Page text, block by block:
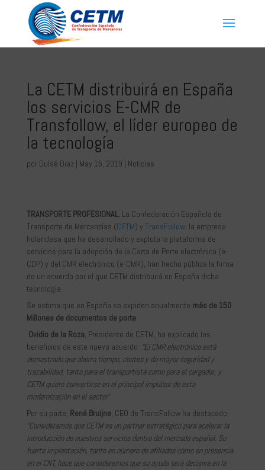
La CETM distribuirá en España
los servicios E-CMR de
Transfollow, el líder europeo de
la tecnología
por Dulsé Diaz | May 15, 2019 | Noticias
TRANSPORTE PROFESIONAL. La Confederación Española de
Transporte de Mercancías (CETM) y TransFollow, la empresa
holandesa que ha desarrollado y explota la plataforma de
servicios para la adopción de la Carta de Porte electrónica (e-
CDP) y del CMR electrónico (e-CMR), han hecho pública la firma
de un acuerdo por el que CETM distribuirá en España dicha
tecnología.
Se estima que en España se expiden anualmente más de 150
Millones de documentos de porte.
Ovidio de la Roza, Presidente de CETM, ha explicado los
beneficios de este nuevo acuerdo: “El CMR electrónico está
demostrado que ahorra tiempo, costes y da mayor seguridad y
trazabilidad, tanto para el transportista como para el cargador, y
CETM quiere convertirse en el principal impulsor de esta
modernización en el sector”
Por su parte, René Bruijne, CEO de TransFollow ha destacado:
“Consideramos que CETM es un partner estratégico para acelerar la
introducción de nuestros servicios dentro del mercado español. Su
fuerte implantación, tanto en número de afiliados como en presencia
en el CNT, hace que consideremos que su ayuda será decisiva en la